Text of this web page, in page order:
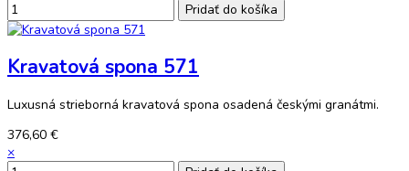
Kravatová spona 571
Luxusná strieborná kravatová spona osadená českými granátmi.
376,60 €
×